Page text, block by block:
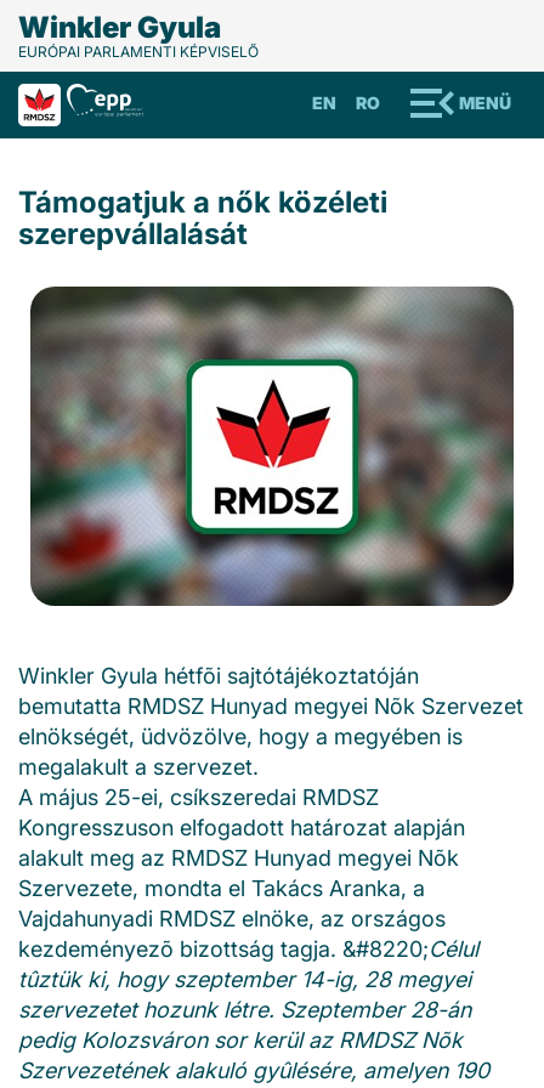
Winkler Gyula
EURÓPAI PARLAMENTI KÉPVISELŐ
MENÜ
RO
EN
Támogatjuk a nők közéleti
szerepvállalását
Winkler Gyula hétfõi sajtótájékoztatóján
bemutatta RMDSZ Hunyad megyei Nõk Szervezet
elnökségét, üdvözölve, hogy a megyében is
megalakult a szervezet.
A május 25-ei, csíkszeredai RMDSZ
Kongresszuson elfogadott határozat alapján
alakult meg az RMDSZ Hunyad megyei Nõk
Szervezete, mondta el Takács Aranka, a
Vajdahunyadi RMDSZ elnöke, az országos
kezdeményezõ bizottság tagja. &#8220;Célul
tûztük ki, hogy szeptember 14-ig, 28 megyei
szervezetet hozunk létre. Szeptember 28-án
pedig Kolozsváron sor kerül az RMDSZ Nõk
Szervezetének alakuló gyûlésére, amelyen 190